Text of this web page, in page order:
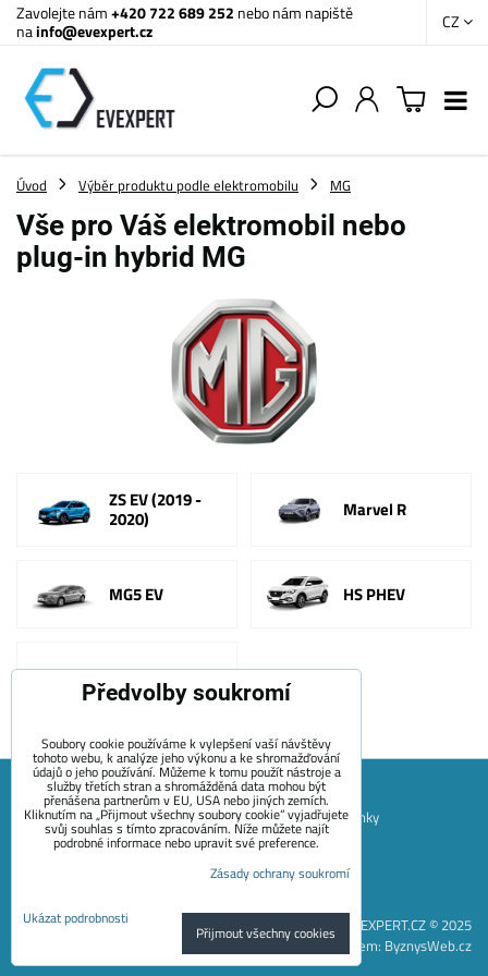
Zavolejte nám+420 722 689 252 nebo nám napiště
nainfo@evexpert.cz CZ
Úvod Výběr produktu podle elektromobilu MG
Vše pro Váš elektromobil nebo
plug-in hybrid MG
ZS EV (2019 -
2020) Marvel R
MG5 EV HS PHEV
MG4 64kWh
Mapa Stránek Obchodní podmínky
Platební podmínky
Záruční podmínky EVECUBE
Doprava a vrácení zboží
O nás
Blog
EVEXPERT.CZ © 2025
Vytvořeno systémem: ByznysWeb.cz
Předvolby soukromí
Soubory cookie používáme k vylepšení vaší návštěvy
tohoto webu, k analýze jeho výkonu a ke shromažďování
údajů o jeho používání. Můžeme k tomu použít nástroje a
služby třetích stran a shromážděná data mohou být
přenášena partnerům v EU, USA nebo jiných zemích.
Kliknutím na „Přijmout všechny soubory cookie“ vyjadřujete
svůj souhlas s tímto zpracováním. Níže můžete najít
podrobné informace nebo upravit své preference.
Zásady ochrany soukromí
Ukázat podrobnosti
Přijmout všechny cookies